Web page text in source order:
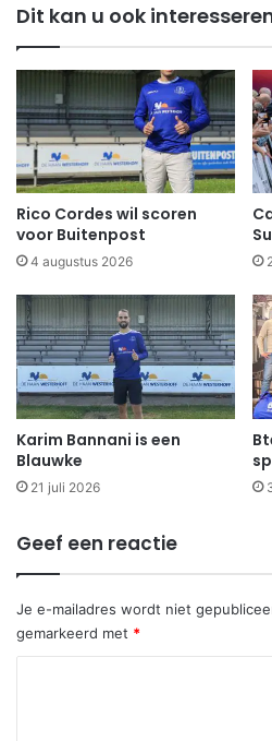
Dit kan u ook
Rico Cordes wil scoren
voor Buitenpost
4 augustus 2026
Karim Bannani is een
Blauwke
21 juli 2026
Geef een reactie
Je e-mailadres wordt niet
gemarkeerd met *